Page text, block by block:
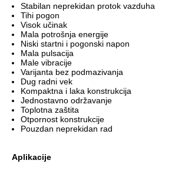
Stabilan neprekidan protok
Tihi pogon
Visok učinak
Mala potrošnja energije
Niski startni i pogonski napon
Mala pulsacija
Male vibracije
Varijanta bez podmazivanja
Dug radni vek
Kompaktna i laka konstrukcija
Jednostavno održavanje
Toplotna zaštita
Otpornost konstrukcije
Pouzdan neprekidan rad
Aplikacije